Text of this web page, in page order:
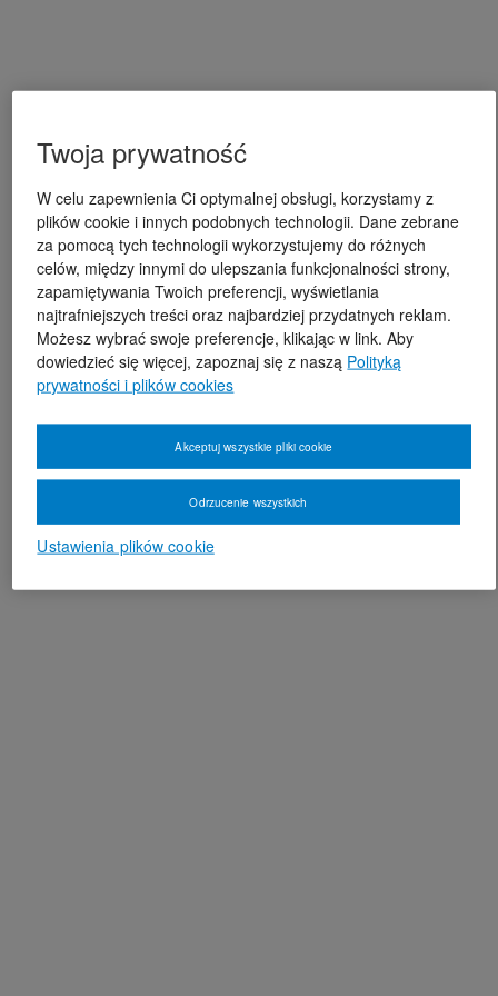
Twoja prywatność
W celu zapewnienia Ci optymalnej obsługi, korzystamy z
plików cookie i innych podobnych technologii. Dane zebrane
za pomocą tych technologii wykorzystujemy do różnych
celów, między innymi do ulepszania funkcjonalności strony,
zapamiętywania Twoich preferencji, wyświetlania
najtrafniejszych treści oraz najbardziej przydatnych reklam.
Możesz wybrać swoje preferencje, klikając w link. Aby
dowiedzieć się więcej, zapoznaj się z naszą Polityką
prywatności i plików cookies
Ustawienia plików cookie
Odrzucenie wszystkich
Akceptuj wszystkie pliki cookie